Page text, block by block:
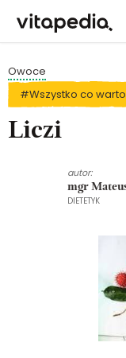
Owoce
#Wszystko co
Liczi
autor:
mgr
DIETETYK